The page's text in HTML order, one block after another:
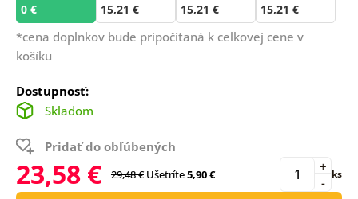
0 € 15,21 € 15,21 € 15,21 €
*cena doplnkov bude pripočítaná k celkovej cene v
košíku
Dostupnosť:
Skladom
Pridať do obľúbených
23,58 € 29,48 € Ušetríte5,90 € -
+ ks